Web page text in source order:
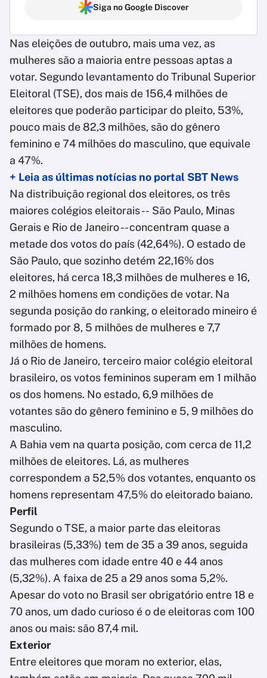
Siga no Google Discover
Nas eleições de outubro, mais uma vez, as
mulheres são a maioria entre pessoas aptas a
votar. Segundo levantamento do Tribunal Superior
Eleitoral (TSE), dos mais de 156,4 milhões de
eleitores que poderão participar do pleito, 53%,
pouco mais de 82,3 milhões, são do gênero
feminino e 74 milhões do masculino, que equivale
a 47%.
+ Leia as últimas notícias no portal SBT News
Na distribuição regional dos eleitores, os três
maiores colégios eleitorais -- São Paulo, Minas
Gerais e Rio de Janeiro -- concentram quase a
metade dos votos do país (42,64%). O estado de
São Paulo, que sozinho detém 22,16% dos
eleitores, há cerca 18,3 milhões de mulheres e 16,
2 milhões homens em condições de votar. Na
segunda posição do ranking, o eleitorado mineiro é
formado por 8, 5 milhões de mulheres e 7,7
milhões de homens.
Já o Rio de Janeiro, terceiro maior colégio eleitoral
brasileiro, os votos femininos superam em 1 milhão
os dos homens. No estado, 6,9 milhões de
votantes são do gênero feminino e 5, 9 milhões do
masculino.
A Bahia vem na quarta posição, com cerca de 11,2
milhões de eleitores. Lá, as mulheres
correspondem a 52,5% dos votantes, enquanto os
homens representam 47,5% do eleitorado baiano.
Perfil
Segundo o TSE, a maior parte das eleitoras
brasileiras (5,33%) tem de 35 a 39 anos, seguida
das mulheres com idade entre 40 e 44 anos
(5,32%). A faixa de 25 a 29 anos soma 5,2%.
Apesar do voto no Brasil ser obrigatório entre 18 e
70 anos, um dado curioso é o de eleitoras com 100
anos ou mais: são 87,4 mil.
Exterior
Entre eleitores que moram no exterior, elas,